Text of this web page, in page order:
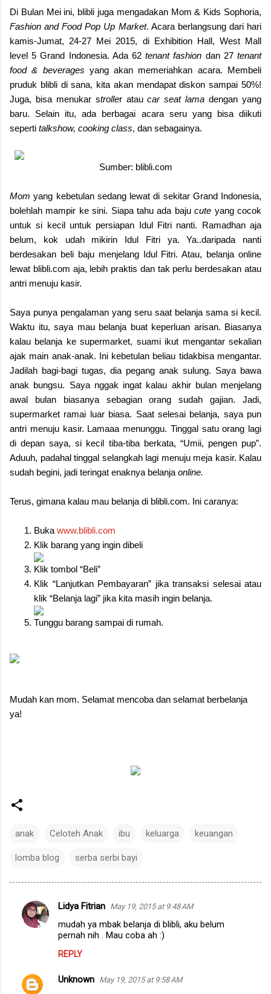
Di Bulan Mei ini, blibli juga mengadakan Mom & Kids Sophoria,
Fashion and Food Pop Up Market. Acara berlangsung dari hari
kamis-Jumat, 24-27 Mei 2015, di Exhibition Hall, West Mall
level 5 Grand Indonesia. Ada 62tenant fashion dan 27tenant
food & beverages yang akan memeriahkan acara. Membeli
pruduk blibli di sana, kita akan mendapat diskon sampai 50%!
Juga, bisa menukar stroller ataucar seat lama dengan yang
baru. Selain itu, ada berbagai acara seru yang bisa diikuti
seperti talkshow, cooking class, dan sebagainya.
Sumber: blibli.com
Mom yang kebetulan sedang lewat di sekitar Grand Indonesia,
bolehlah mampir ke sini. Siapa tahu ada bajucute yang cocok
untuk si kecil untuk persiapan Idul Fitri nanti. Ramadhan aja
belum, kok udah mikirin Idul Fitri ya. Ya..daripada nanti
berdesakan beli baju menjelang Idul Fitri. Atau, belanja online
lewat blibli.com aja, lebih praktis dan tak perlu berdesakan atau
antri menuju kasir.
Saya punya pengalaman yang seru saat belanja sama si kecil.
Waktu itu, saya mau belanja buat keperluan arisan. Biasanya
kalau belanja ke supermarket, suami ikut mengantar sekalian
ajak main anak-anak. Ini kebetulan beliau tidakbisa mengantar.
Jadilah bagi-bagi tugas, dia pegang anak sulung. Saya bawa
anak bungsu. Saya nggak ingat kalau akhir bulan menjelang
awal bulan biasanya sebagian orang sudah gajian. Jadi,
supermarket ramai luar biasa. Saat selesai belanja, saya pun
antri menuju kasir. Lamaaa menunggu. Tinggal satu orang lagi
di depan saya, si kecil tiba-tiba berkata, “Umii, pengen pup”.
Aduuh, padahal tinggal selangkah lagi menuju meja kasir. Kalau
sudah begini, jadi teringat enaknya belanja online.
Terus, gimana kalau mau belanja di blibli.com. Ini caranya:
Buka www.blibli.com
Klik barang yang ingin dibeli
Klik tombol “Beli”
Klik “Lanjutkan Pembayaran” jika transaksi selesai atau
klik “Belanja lagi” jika kita masih ingin belanja.
Tunggu barang sampai di rumah.
Mudah kan mom. Selamat mencoba dan selamat berbelanja
ya!
anak Celoteh Anak ibu keluarga keuangan
lomba blog serba serbi bayi
C
o
e
Lidya Fitrian May 19, 2015 at 9:48 AM
mudah ya mbak belanja di blibli, aku belum
pernah nih . Mau coba ah :)
REPLY
Unknown May 19, 2015 at 9:58 AM